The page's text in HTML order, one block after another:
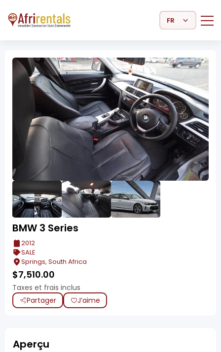
Select Language
BMW 3 Series
2012
SALE
Springs, South Africa
$7,510.00
Taxes et frais inclus
Partager
J’aime
Aperçu